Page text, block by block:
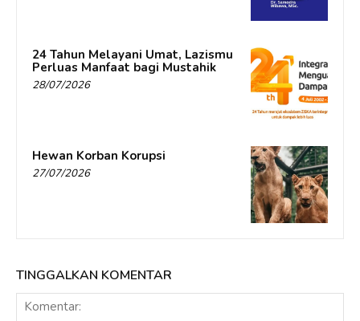
24 Tahun Melayani Umat, Lazismu
Perluas Manfaat bagi Mustahik
28/07/2026
Hewan Korban Korupsi
27/07/2026
TINGGALKAN KOMENTAR